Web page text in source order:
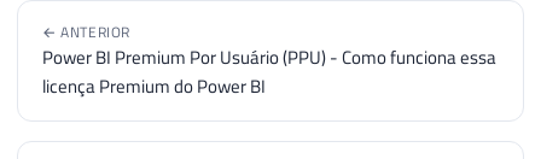
← ANTERIOR
Power BI Premium Por Usuário (PPU) - Como funciona essa
licença Premium do Power BI